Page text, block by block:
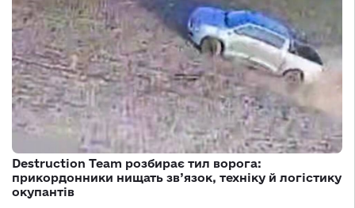
Destruction Team розбирає тил ворога:
прикордонники нищать зв’язок, техніку й логістику
окупантів